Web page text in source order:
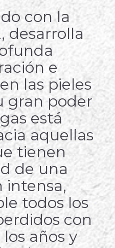
con la
desarrolla
e
las pieles
gran poder
está
aquellas
tienen
de una
intensa,
todos los
con
años y